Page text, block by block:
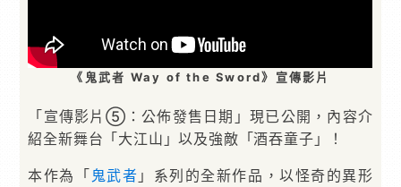
《鬼武者 Way of the Sword》宣傳影片
「宣傳影片⑤：公佈發售日期」現已公開，內容介
紹全新舞台「大江山」以及強敵「酒吞童子」！
本作為「 鬼武者 」系列的全新作品，以怪奇的異形